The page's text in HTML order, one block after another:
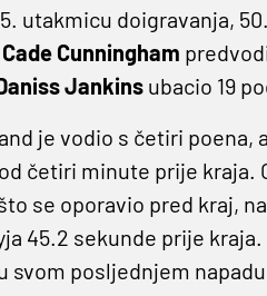
utakmicu doigravanja,
Cade Cunningham
Jankins ubacio 19
je vodio s četiri poena,
četiri minute prije
se oporavio pred kraj,
45.2 sekunde prije
posljednjem